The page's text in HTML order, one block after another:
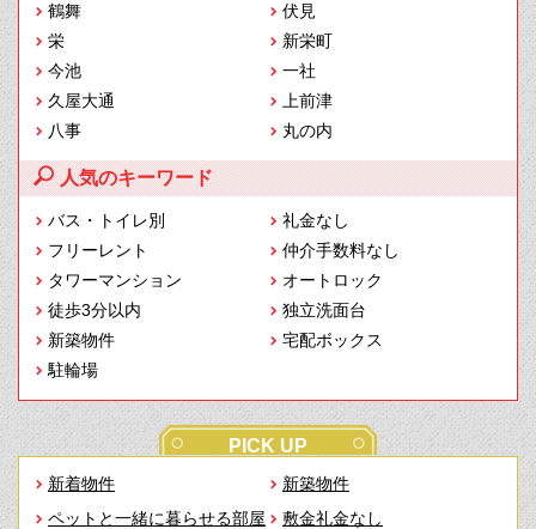
鶴舞
伏見
栄
新栄町
今池
一社
久屋大通
上前津
八事
丸の内
人気のキーワード
バス・トイレ別
礼金なし
フリーレント
仲介手数料なし
タワーマンション
オートロック
徒歩3分以内
独立洗面台
新築物件
宅配ボックス
駐輪場
PICK UP
新着物件
新築物件
ペットと一緒に暮らせる部屋
敷金礼金なし